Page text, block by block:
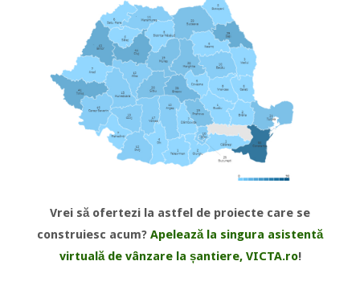
Vrei să ofertezi la astfel de proiecte care se
construiesc acum? Apelează la singura asistentă
virtuală de vânzare la șantiere, VICTA.ro!